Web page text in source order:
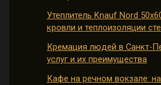
Утеплитель Knauf Nord
кровли и теплоизоляции
Кремация людей в Санкт-
услуг и их преимущества
Кафе на речном вокзале: